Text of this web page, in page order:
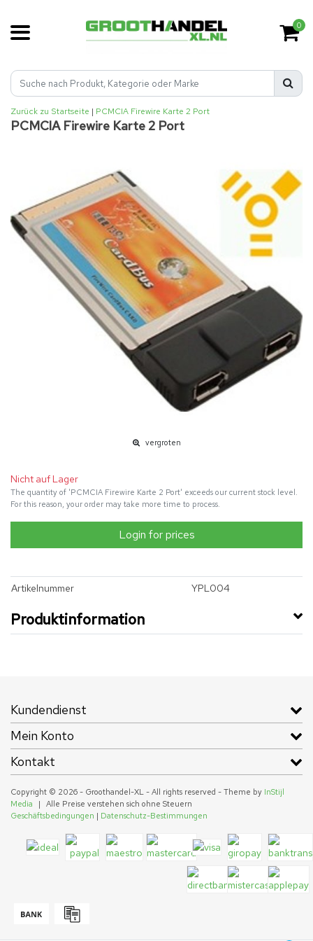
0
Zurück zu Startseite | PCMCIA Firewire Karte 2 Port
PCMCIA Firewire Karte 2 Port
vergroten
Nicht auf Lager
The quantity of 'PCMCIA Firewire Karte 2 Port' exceeds our current stock level.
For this reason, your order may take more time to process.
Login for prices
Artikelnummer YPL004
Produktinformation
Kundendienst
Mein Konto
Kontakt
Copyright © 2026 - Groothandel-XL - All rights reserved - Theme by InStijl
Media
|
Alle Preise verstehen sich ohne Steuern
Geschäftsbedingungen | Datenschutz-Bestimmungen